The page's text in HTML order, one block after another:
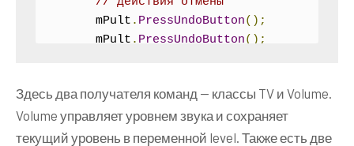
        mPult
. PressUndoButton();
        mPult
. PressUndoButton();
Console.Read ();
}
Здесь два получателя команд — классы TV и Volume.
Volume управляет уровнем звука и сохраняет
текущий уровень в переменной level. Также есть две